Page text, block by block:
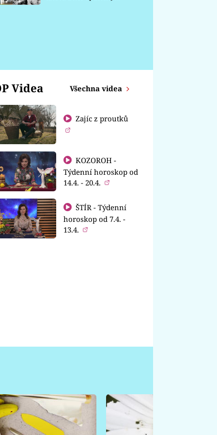
Videa Všechna videa
Zajíc z proutků
KOZOROH -
Týdenní horoskop od
14.4. - 20.4.
ŠTÍR - Týdenní
horoskop od 7.4. -
13.4.